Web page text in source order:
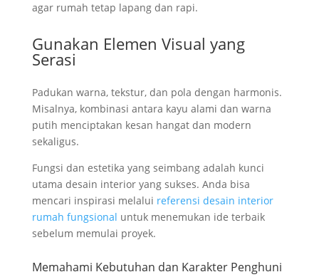
agar rumah tetap lapang dan rapi.
Gunakan Elemen Visual yang
Serasi
Padukan warna, tekstur, dan pola dengan harmonis.
Misalnya, kombinasi antara kayu alami dan warna
putih menciptakan kesan hangat dan modern
sekaligus.
Fungsi dan estetika yang seimbang adalah kunci
utama desain interior yang sukses. Anda bisa
mencari inspirasi melalui referensi desain interior
rumah fungsional untuk menemukan ide terbaik
sebelum memulai proyek.
Memahami Kebutuhan dan Karakter Penghuni